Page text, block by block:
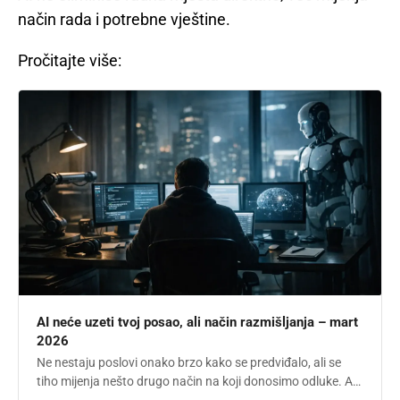
način rada i potrebne vještine.
Pročitajte više:
AI neće uzeti tvoj posao, ali način razmišljanja – mart
2026
Ne nestaju poslovi onako brzo kako se predviđalo, ali se
tiho mijenja nešto drugo način na koji donosimo odluke. AI